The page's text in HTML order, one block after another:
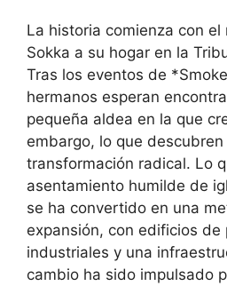
La historia comienza con
Sokka a su hogar en la
Tras los eventos de
hermanos esperan
pequeña aldea en la que
embargo, lo que descubren
transformación radical. Lo
asentamiento humilde de
se ha convertido en una
expansión, con edificios de
industriales y una
cambio ha sido impulsado